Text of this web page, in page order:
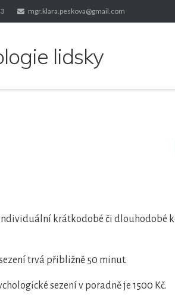
mgr.klara.peskova@gmail.com
lidsky
individuální krátkodobé či dlouhodobé
trvá přibližně 50 minut.
sezení v poradně je 1500 Kč.